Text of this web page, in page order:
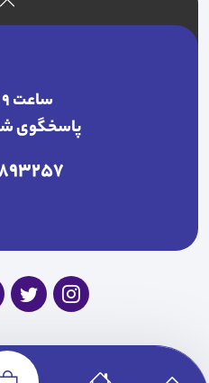
ساعت ۹ الی ۱۹
پاسخگوی